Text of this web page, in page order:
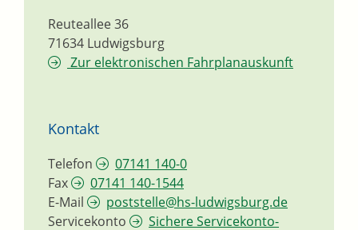
Reuteallee 36
71634 Ludwigsburg
Zur elektronischen Fahrplanauskunft
Kontakt
Telefon
07141 140-0
Fax
07141 140-1544
E-Mail
poststelle@hs-ludwigsburg.de
Servicekonto
Sichere Servicekonto-